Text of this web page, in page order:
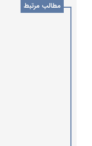
مطالب مرتبط